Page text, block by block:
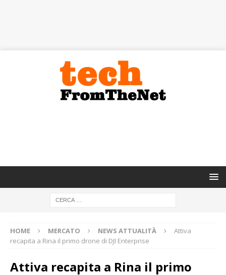
HOME MERCATO NEWS ATTUALITÀ
Attiva
recapita a Rina il primo drone di DJI Enterprise
Attiva recapita a Rina il primo